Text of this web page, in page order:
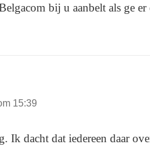
bij u aanbelt als ge er
15:39
Ik dacht dat iedereen daar